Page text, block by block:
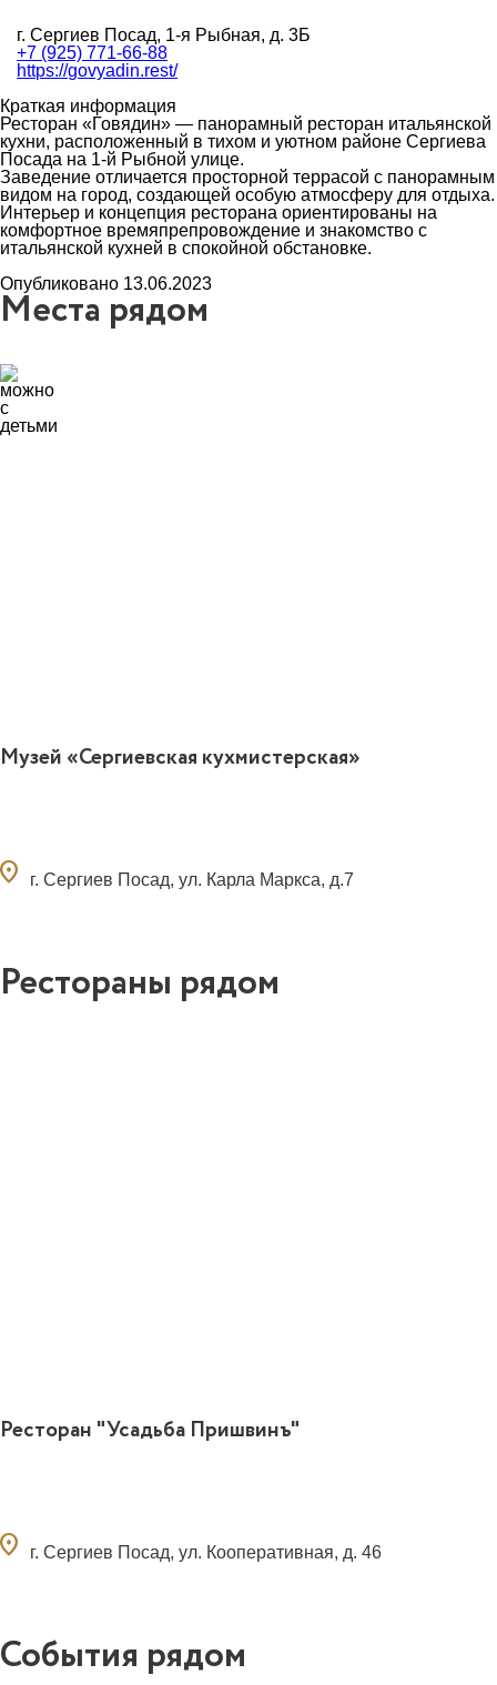
г. Сергиев Посад, 1-я Рыбная, д. 3Б
+7 (925) 771-66-88
https://govyadin.rest/
Краткая информация
Ресторан «Говядин» — панорамный ресторан итальянской
кухни, расположенный в тихом и уютном районе Сергиева
Посада на 1-й Рыбной улице.
Заведение отличается просторной террасой с панорамным
видом на город, создающей особую атмосферу для отдыха.
Интерьер и концепция ресторана ориентированы на
комфортное времяпрепровождение и знакомство с
итальянской кухней в спокойной обстановке.
Опубликовано 13.06.2023
Места рядом
Музей «Сергиевская кухмистерская»
г. Сергиев Посад, ул. Карла Маркса, д.7
Рестораны рядом
Ресторан "Усадьба Пришвинъ"
г. Сергиев Посад, ул. Кооперативная, д. 46
События рядом